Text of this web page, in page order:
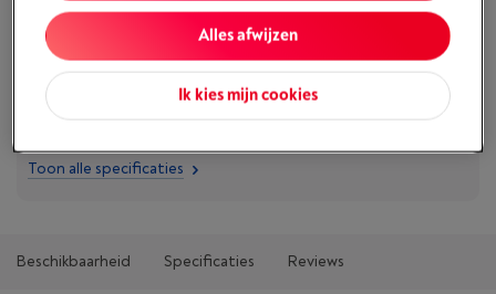
Troeven
Toon alle specificaties
Beschikbaarheid Specificaties Reviews
Ik kies mijn cookies
Alles afwijzen